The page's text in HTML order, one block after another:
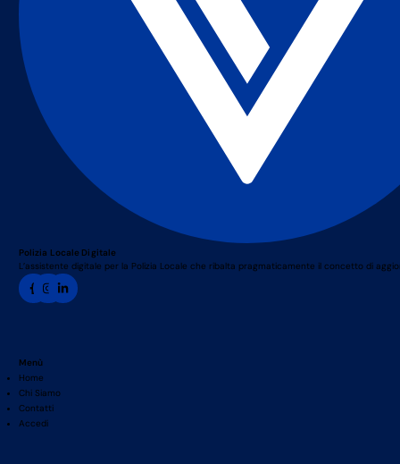
Polizia Locale Digitale
L’assistente digitale per la Polizia Locale che ribalta pragmaticamente il concetto di
Menù
Home
Chi Siamo
Contatti
Accedi